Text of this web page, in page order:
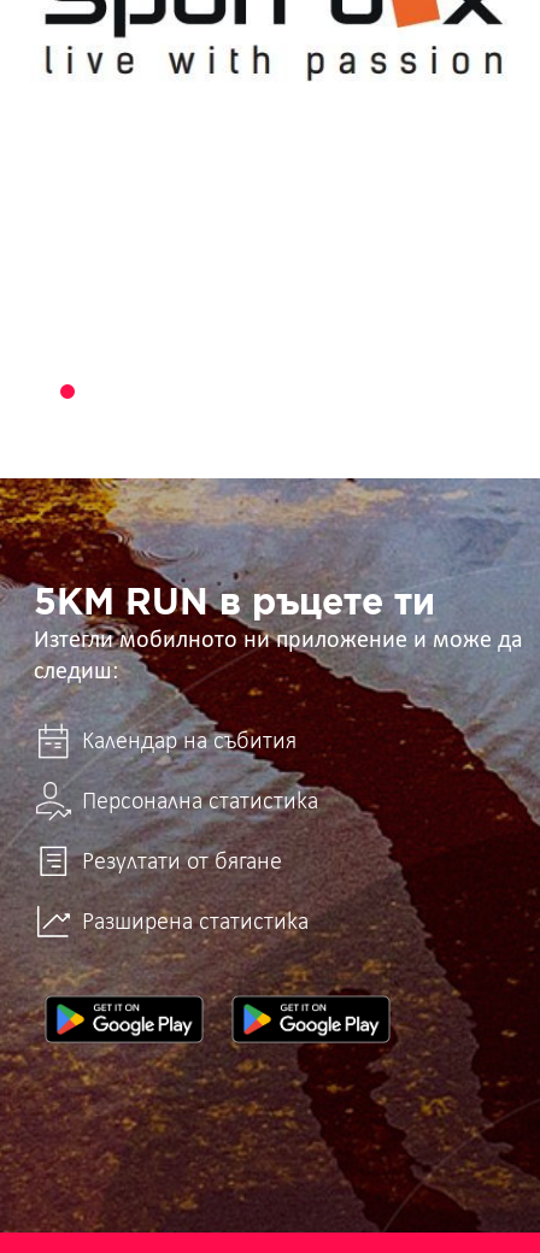
5KM
RUN
в
ръцете
ти 5KM RUN в ръцете ти
Изтегли мобилното ни приложение и може да
следиш:
Календар на събития
Персонална статистика
Резултати от бягане
Разширена статистика